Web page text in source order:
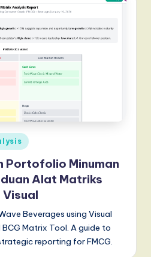
Portofolio Minuman
Alat Matriks
Visual
Beverages using Visual
Matrix Tool. A guide to
reporting for FMCG.